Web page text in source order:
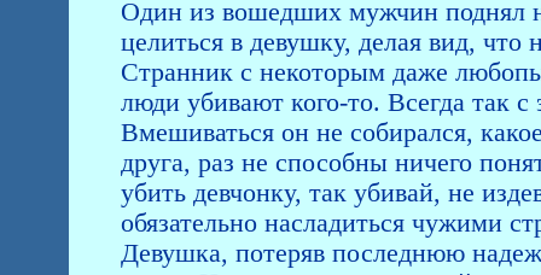
Один из вошедших мужчин поднял
целиться в девушку, делая вид, что
Странник с некоторым даже
люди убивают кого-то. Всегда так
Вмешиваться он не собирался,
друга, раз не способны ничего
убить девчонку, так убивай, не
обязательно насладиться чужими
Девушка, потеряв последнюю